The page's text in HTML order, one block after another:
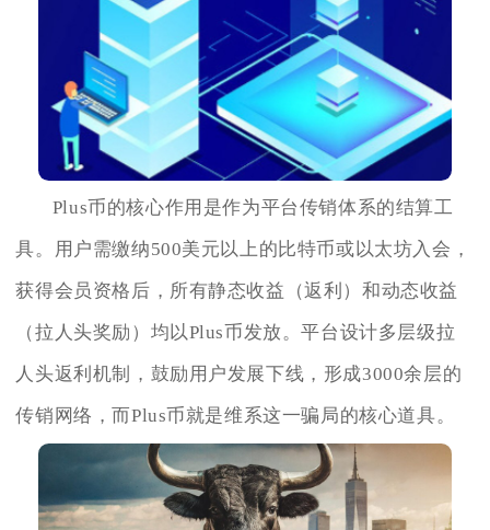
Plus币的核心作用是作为平台传销体系的结算工
具。用户需缴纳500美元以上的比特币或以太坊入会，
获得会员资格后，所有静态收益（返利）和动态收益
（拉人头奖励）均以Plus币发放。平台设计多层级拉
人头返利机制，鼓励用户发展下线，形成3000余层的
传销网络，而Plus币就是维系这一骗局的核心道具。